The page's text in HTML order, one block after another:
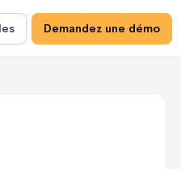
Demandez une démo